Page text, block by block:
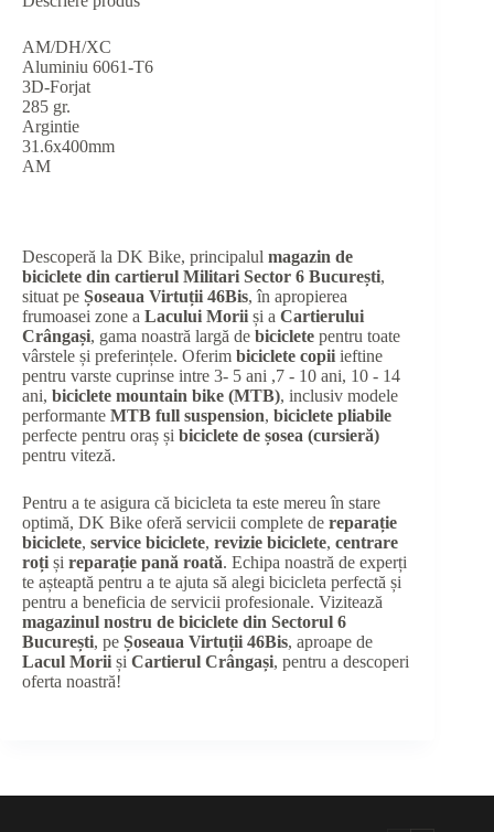
AM/DH/XC
Aluminiu 6061-T6
3D-Forjat
285 gr.
Argintie
31.6x400mm
AM
Descoperă la DK Bike, principalul magazin de
biciclete din cartierul Militari Sector 6 București,
situat pe Șoseaua Virtuții 46Bis, în apropierea
frumoasei zone a Lacului Morii și a Cartierului
Crângași, gama noastră largă de biciclete pentru toate
vârstele și preferințele. Oferim biciclete copii ieftine
pentru varste cuprinse intre 3- 5 ani ,7 - 10 ani, 10 - 14
ani, biciclete mountain bike (MTB), inclusiv modele
performante MTB full suspension, biciclete pliabile
perfecte pentru oraș și biciclete de șosea (cursieră)
pentru viteză.
Pentru a te asigura că bicicleta ta este mereu în stare
optimă, DK Bike oferă servicii complete de reparație
biciclete, service biciclete, revizie biciclete, centrare
roți și reparație pană roată. Echipa noastră de experți
te așteaptă pentru a te ajuta să alegi bicicleta perfectă și
pentru a beneficia de servicii profesionale. Vizitează
magazinul nostru de biciclete din Sectorul 6
București, pe Șoseaua Virtuții 46Bis, aproape de
Lacul Morii și Cartierul Crângași, pentru a descoperi
oferta noastră!